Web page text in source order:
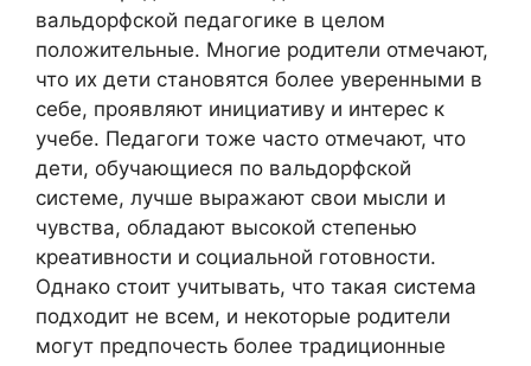
вальдорфской педагогике в целом
положительные. Многие родители отмечают,
что их дети становятся более уверенными в
себе, проявляют инициативу и интерес к
учебе. Педагоги тоже часто отмечают, что
дети, обучающиеся по вальдорфской
системе, лучше выражают свои мысли и
чувства, обладают высокой степенью
креативности и социальной готовности.
Однако стоит учитывать, что такая система
подходит не всем, и некоторые родители
могут предпочесть более традиционные